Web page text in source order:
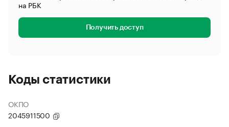
на РБК
Получить доступ
Коды статистики
ОКПО
2045911500